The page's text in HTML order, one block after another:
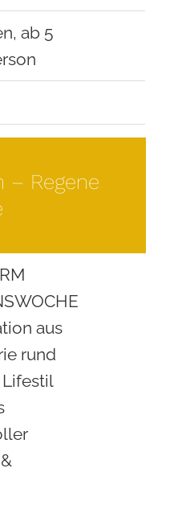
ab 5
– Regene
aus
rund